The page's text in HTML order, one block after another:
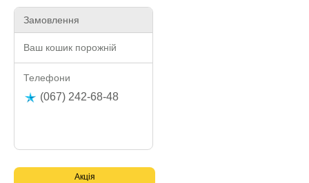
Замовлення
Ваш кошик порожній
Телефони
(067) 242-68-48
Акція